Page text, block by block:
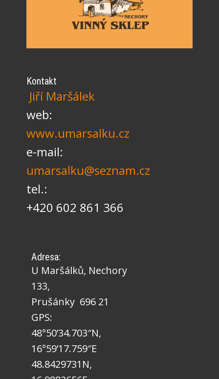
Kontakt
Jiří Maršálek
web:
www.umarsalku.cz
e-mail:
umarsalku@seznam.cz
tel.:
+420 602 861 366
Adresa:
U Maršálků, Nechory
133,
Prušánky 696 21
GPS:
48°50’34.703″N,
16°59’17.759″E
48.8429731N,